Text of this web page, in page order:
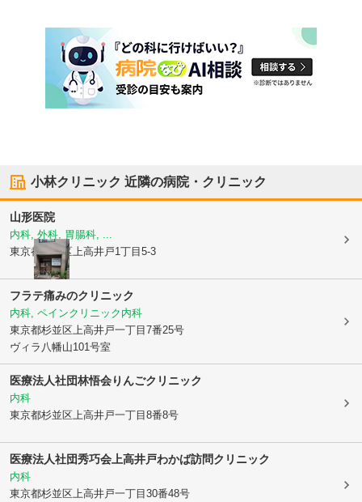
小林クリニック 近隣の病院・クリニック
山形医院
内科, 外科, 胃腸科, ...
東京都杉並区上高井戸1丁目5-3
フラテ痛みのクリニック
内科, ペインクリニック内科
東京都杉並区上高井戸一丁目7番25号
ヴィラ八幡山101号室
医療法人社団林悟会りんごクリニック
内科
東京都杉並区上高井戸一丁目8番8号
医療法人社団秀巧会上高井戸わかば訪問クリニック
内科
東京都杉並区上高井戸一丁目30番48号